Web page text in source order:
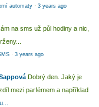
automaty · 3 years ago
na sms už půl hodiny a nic,
· 3 years ago
Dobrý den. Jaký je
mezi parfémem a například